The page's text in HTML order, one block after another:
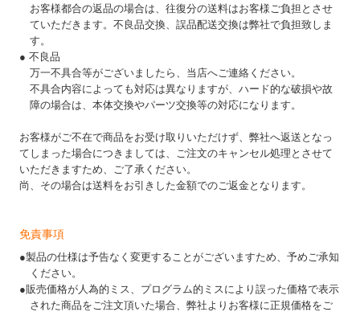
お客様都合の返品の場合は、往復分の送料はお客様ご負担とさせ
ていただきます。不良品交換、誤品配送交換は弊社で負担致しま
す。
● 不良品
万一不具合等がございましたら、当店へご連絡ください。
不具合内容によっても対応は異なりますが、ハード的な破損や故
障の場合は、本体交換やパーツ交換等の対応になります。
お客様がご不在で商品をお受け取りいただけず、弊社へ返送となっ
てしまった場合につきましては、ご注文のキャンセル処理とさせて
いただきますため、ご了承ください。
尚、その場合は送料をお引きした金額でのご返金となります。
免責事項
●製品の仕様は予告なく変更することがございますため、予めご承知
ください。
●販売価格が人為的ミス、プログラム的ミスにより誤った価格で表示
された商品をご注文頂いた場合、弊社よりお客様に正規価格をご